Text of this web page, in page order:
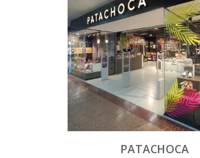
PATACHOCA